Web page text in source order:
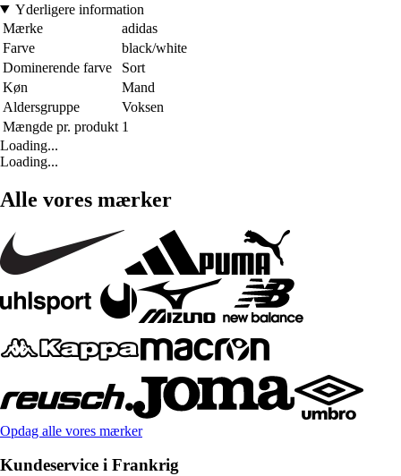
Yderligere information
Mærke
adidas
Farve
black/white
Dominerende farve
Sort
Køn
Mand
Aldersgruppe
Voksen
Mængde pr. produkt 1
Loading...
Loading...
Alle vores mærker
Opdag alle vores mærker
Kundeservice i Frankrig